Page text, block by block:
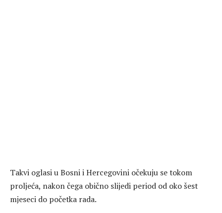
Takvi oglasi u Bosni i Hercegovini očekuju se tokom
proljeća, nakon čega obično slijedi period od oko šest
mjeseci do početka rada.